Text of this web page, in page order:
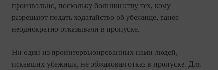
произвольно, поскольку большинству тех, кому
разрешают подать ходатайство об убежище, ранее
неоднократно отказывали в пропуске.
Ни один из проинтервьюированных нами людей,
искавших убежища, не обжаловал отказ в пропуске. Для